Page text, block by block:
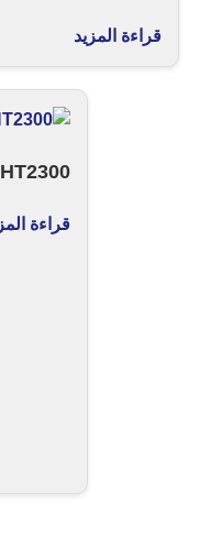
قراءة المزيد
قراءة